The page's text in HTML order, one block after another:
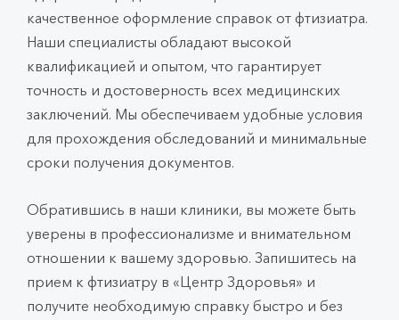
качественное оформление справок от фтизиатра.
Наши специалисты обладают высокой
квалификацией и опытом, что гарантирует
точность и достоверность всех медицинских
заключений. Мы обеспечиваем удобные условия
для прохождения обследований и минимальные
сроки получения документов.
Обратившись в наши клиники, вы можете быть
уверены в профессионализме и внимательном
отношении к вашему здоровью. Запишитесь на
прием к фтизиатру в «Центр Здоровья» и
получите необходимую справку быстро и без